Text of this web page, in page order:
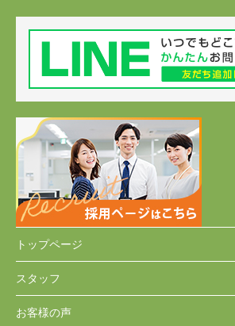
トップページ
スタッフ
お客様の声